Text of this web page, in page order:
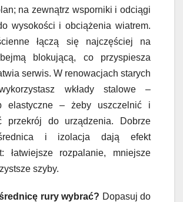
na zewnątrz wsporniki i odciągi
wysokości i obciążenia wiatrem.
łączą się najczęściej na
blokującą, co przyspiesza
serwis. W renowacjach starych
wkłady stalowe –
elastyczne – żeby uszczelnić i
przekrój do urządzenia. Dobrze
i izolacja dają efekt
łatwiejsze rozpalanie, mniejsze
szyby.
rury wybrać? Dopasuj do